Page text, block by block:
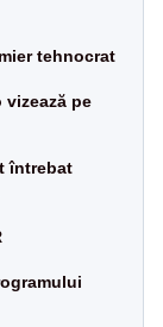
tehnocrat
vizează pe
întrebat